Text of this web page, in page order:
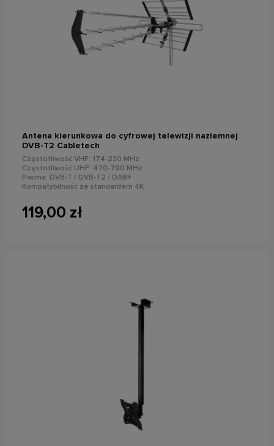
Antena kierunkowa do cyfrowej telewizji naziemnej
DVB-T2 Cabletech
Częstotliwość VHF: 174-230 MHz
Częstotliwość UHF: 470-790 MHz
Pasma: DVB-T / DVB-T2 / DAB+
Kompatybilność ze standardem 4K
Wzmocnienie: 25 dB
119,00 zł
do koszyka